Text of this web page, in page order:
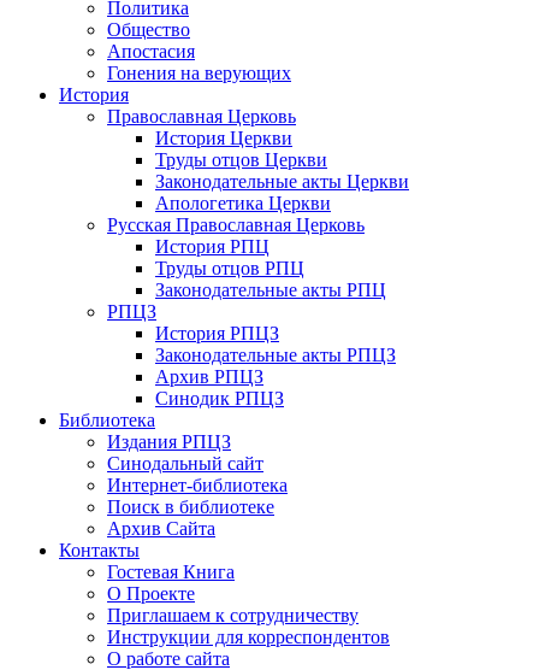
Политика
Общество
Апостасия
Гонения на верующих
История
Православная Церковь
История Церкви
Труды отцов Церкви
Законодательные акты Церкви
Апологетика Церкви
Русская Православная Церковь
История РПЦ
Труды отцов РПЦ
Законодательные акты РПЦ
РПЦЗ
История РПЦЗ
Законодательные акты РПЦЗ
Архив РПЦЗ
Синодик РПЦЗ
Библиотека
Издания РПЦЗ
Синодальный сайт
Интернет-библиотека
Поиск в библиотеке
Архив Сайта
Контакты
Гостевая Книга
О Проекте
Приглашаем к сотрудничеству
Инструкции для корреспондентов
О работе сайта